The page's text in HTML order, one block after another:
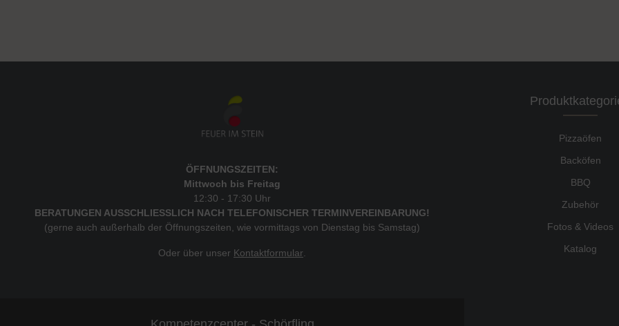
ÖFFNUNGSZEITEN:
Mittwoch bis Freitag
12:30 - 17:30 Uhr
BERATUNGEN AUSSCHLIESSLICH NACH TELEFONISCHER TERMINVEREINBARUNG!
(gerne auch außerhalb der Öffnungszeiten, wie vormittags von Dienstag bis Samstag)
Oder über unser Kontaktformular
Pizzaöfen
Backöfen
BBQ
Zubehör
Fotos & Videos
Katalog